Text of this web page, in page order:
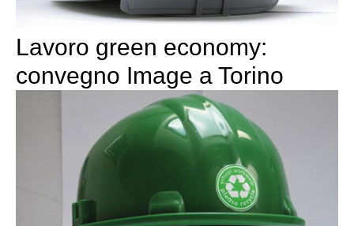
Lavoro green economy:
convegno Image a Torino